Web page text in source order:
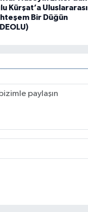
Kürşat’a Uluslararası
Bir Düğün